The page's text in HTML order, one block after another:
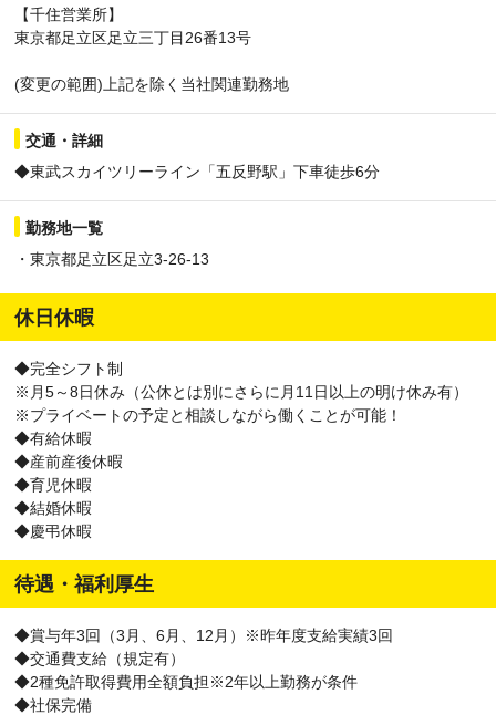
【千住営業所】
東京都足立区足立三丁目26番13号
(変更の範囲)上記を除く当社関連勤務地
交通・詳細
◆東武スカイツリーライン「五反野駅」下車徒歩6分
勤務地一覧
・東京都足立区足立3-26-13
休日休暇
◆完全シフト制
※月5～8日休み（公休とは別にさらに月11日以上の明け休み有）
※プライベートの予定と相談しながら働くことが可能！
◆有給休暇
◆産前産後休暇
◆育児休暇
◆結婚休暇
◆慶弔休暇
待遇・福利厚生
◆賞与年3回（3月、6月、12月）※昨年度支給実績3回
◆交通費支給（規定有）
◆2種免許取得費用全額負担※2年以上勤務が条件
◆社保完備